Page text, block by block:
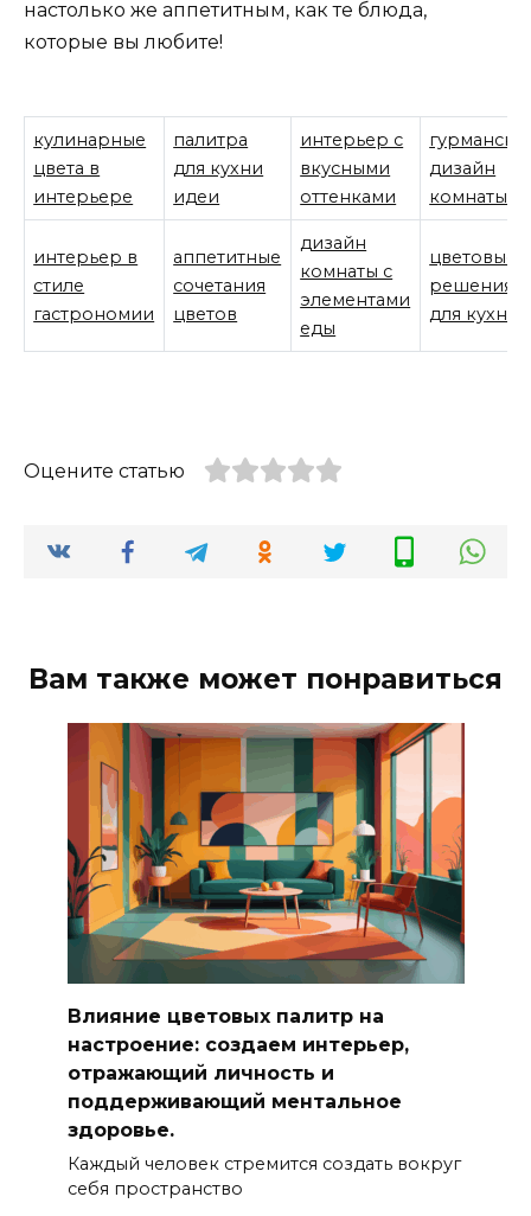
настолько же аппетитным, как те блюда,
которые вы любите!
кулинарные
цвета в
интерьере
палитра
для кухни
идеи
интерьер с
вкусными
оттенками
дизайн
комнаты
интерьер в
стиле
гастрономии
аппетитные
сочетания
цветов
дизайн
комнаты с
элементами
еды
цветовые
решения
для кухни
Оцените статью
Вам также может понравиться
Влияние цветовых палитр на
настроение: создаем интерьер,
отражающий личность и
поддерживающий ментальное
здоровье.
Каждый человек стремится создать вокруг
себя пространство